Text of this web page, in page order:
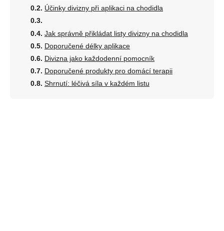
Účinky divizny při aplikaci na chodidla
Jak správně přikládat listy divizny na chodidla
Doporučené délky aplikace
Divizna jako každodenní pomocník
Doporučené produkty pro domácí terapii
Shrnutí: léčivá síla v každém listu